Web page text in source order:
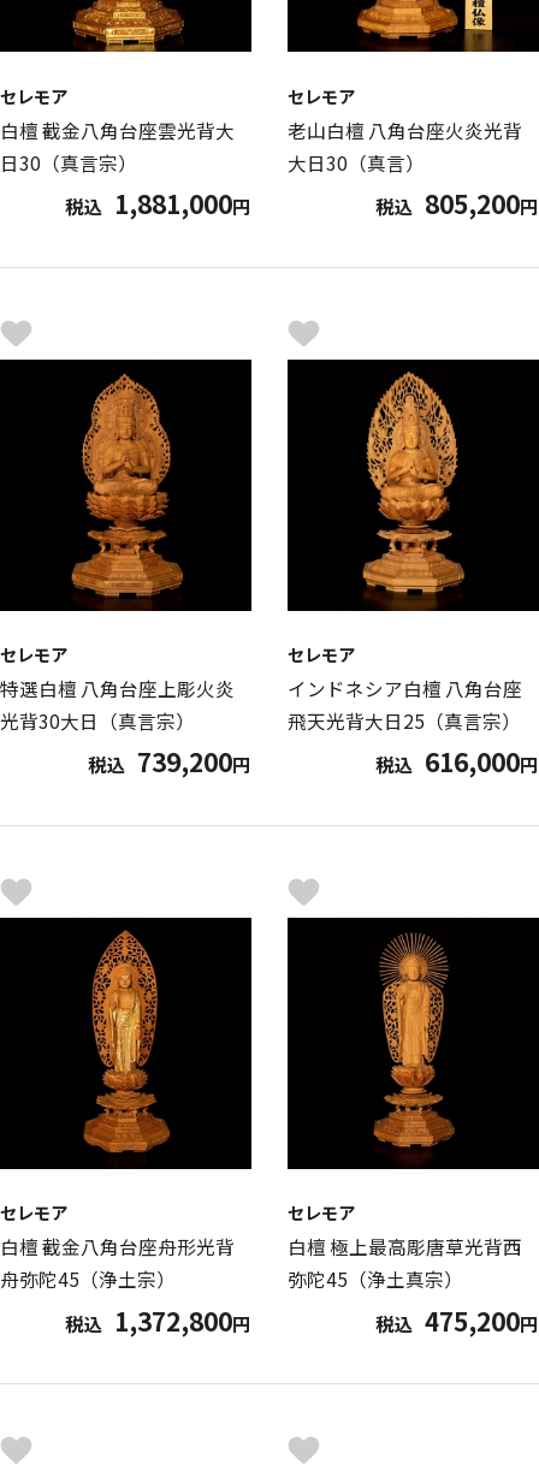
セレモア
白檀 截金八角台座雲光背大
日30（真言宗）
税込 1,881,000円
セレモア
老山白檀 八角台座火炎光背
大日30（真言）
税込 805,200円
セレモア
特選白檀 八角台座上彫火炎
光背30大日（真言宗）
税込 739,200円
セレモア
インドネシア白檀 八角台座
飛天光背大日25（真言宗）
税込 616,000円
セレモア
白檀 截金八角台座舟形光背
舟弥陀45（浄土宗）
税込 1,372,800円
セレモア
白檀 極上最高彫唐草光背西
弥陀45（浄土真宗）
税込 475,200円